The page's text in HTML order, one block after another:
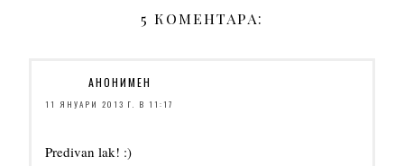
5 КОМЕНТАРА:
АНОНИМЕН
11 ЯНУАРИ 2013 Г. В 11:17
Predivan lak! :)